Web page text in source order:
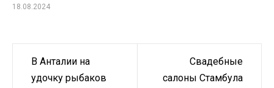
18.08.2024
Навигация
В Анталии на
удочку рыбаков
Свадебные
салоны Стамбула